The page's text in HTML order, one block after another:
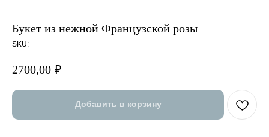
Букет из нежной Французской розы
SKU:
2700,00 ₽
Добавить в корзину